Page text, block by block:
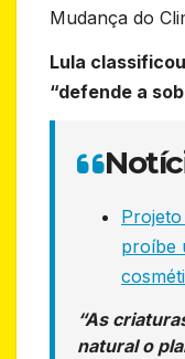
Mudança do
Lula
“defende a
proíbe
“As
natural o